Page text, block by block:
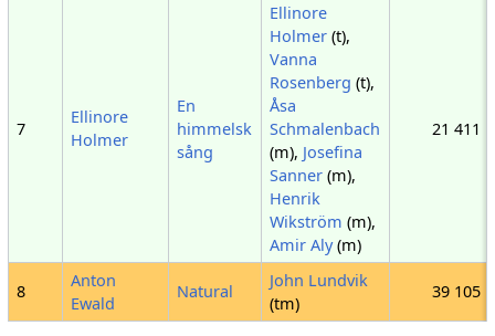
7
Ellinore
Holmer
En
himmelsk
sång
Ellinore
Holmer (t),
Vanna
Rosenberg (t),
Åsa
Schmalenbach
(m), Josefina
Sanner (m),
Henrik
Wikström (m),
Amir Aly(m)
21 411
8
Anton
Ewald
Natural
John Lundvik
(tm)
39 105